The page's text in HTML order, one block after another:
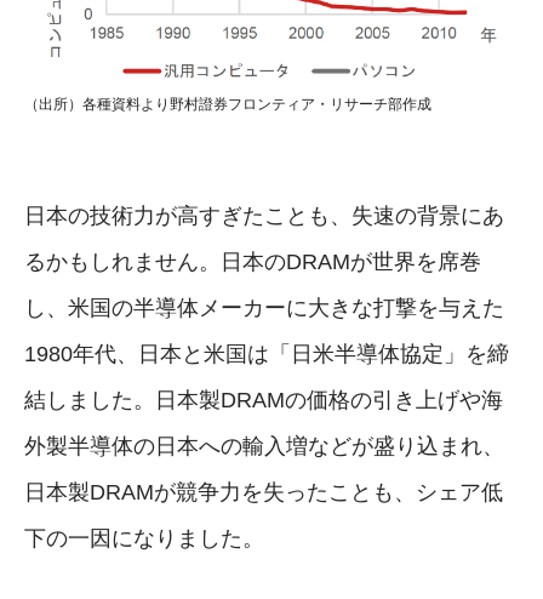
（出所）各種資料より野村證券フロンティア・リサーチ部作成
日本の技術力が高すぎたことも、失速の背景にあ
るかもしれません。日本のDRAMが世界を席巻
し、米国の半導体メーカーに大きな打撃を与えた
1980年代、日本と米国は「日米半導体協定」を締
結しました。日本製DRAMの価格の引き上げや海
外製半導体の日本への輸入増などが盛り込まれ、
日本製DRAMが競争力を失ったことも、シェア低
下の一因になりました。